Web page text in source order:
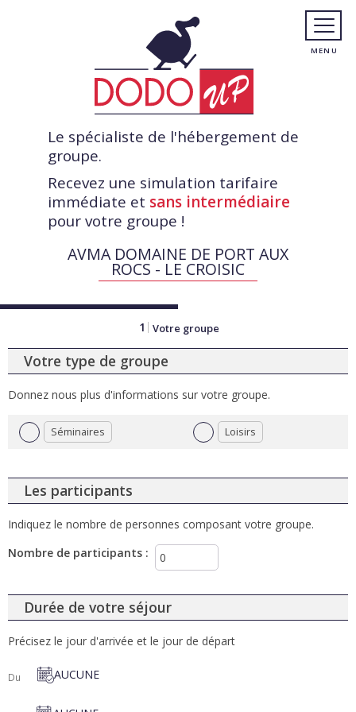
Le spécialiste de l'hébergement de
groupe.
Recevez une simulation tarifaire
immédiate et sans intermédiaire
pour votre groupe !
AVMA DOMAINE DE PORT AUX
ROCS - LE CROISIC
1 Votre groupe
Votre type de groupe
Donnez nous plus d'informations sur votre groupe.
Séminaires Loisirs
Les participants
Indiquez le nombre de personnes composant votre groupe.
Nombre de participants :
Durée de votre séjour
Précisez le jour d'arrivée et le jour de départ
Du AUCUNE